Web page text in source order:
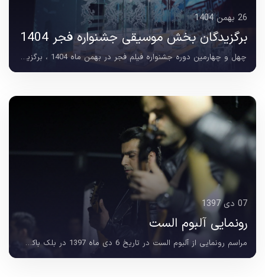
26 بهمن 1404
برگزیدگان بخش موسیقی جشنواره فجر 1404
چهل و چهارمین دوره جشنواره فیلم فجر در بهمن ماه 1404 ، برگزیدگان بخش بهترین موسیقی متن معرفی شدند و آثار شاخصی در این بخش مورد تقدیر قرار گرفتند. نامزدهای دریافت...
07 دی 1397
رونمایی آلبوم الست
مراسم رونمایی از آلبوم الست در تاریخ 6 دی ماه 1397 در بلک باکس اداره فرهنگ و ارشاد شهر ساری برگزار شد. این اثر در ژانر متال و با رویکردی نوآورانه ، توسط شرکت فرهنگی هنری...